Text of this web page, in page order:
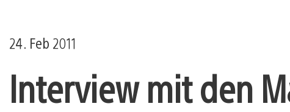
24. Feb 2011
Interview mit den